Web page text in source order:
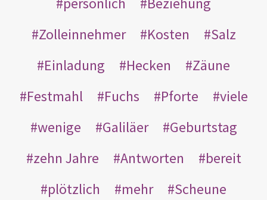
Zolleinnehmer
Kosten
Salz
Einladung
Hecken
Zäune
Festmahl
Fuchs Pforte
viele
wenige
Galiläer
Geburtstag
zehn Jahre
Antworten
bereit
plötzlich
mehr Scheune